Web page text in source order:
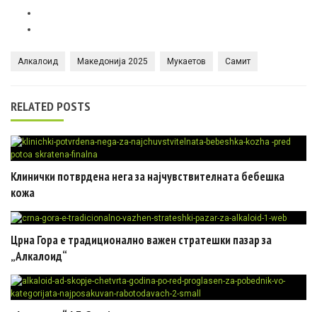
Алкалоид Македонија 2025 Мукаетов Самит
RELATED POSTS
Клинички потврдена нега за најчувствителната бебешка
кожа
Црна Гора e традиционално важен стратешки пазар за
„Алкалоид“